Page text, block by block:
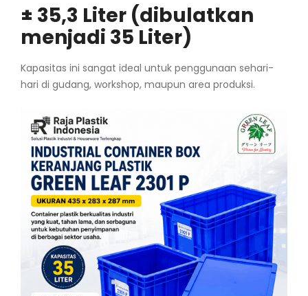
± 35,3 Liter (dibulatkan
menjadi 35 Liter)
Kapasitas ini sangat ideal untuk penggunaan sehari-
hari di gudang, workshop, maupun area produksi.